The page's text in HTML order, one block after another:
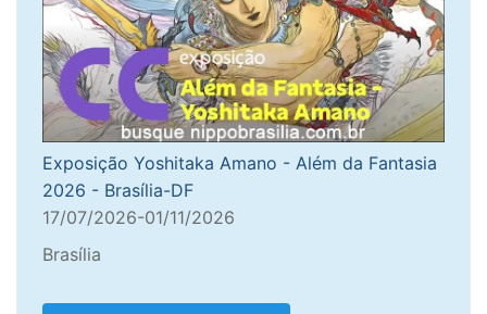
Exposição Yoshitaka Amano - Além da Fantasia
2026 - Brasília-DF
17/07/2026-01/11/2026
Brasília